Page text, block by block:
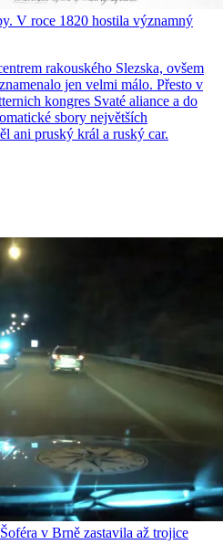
V roce 1820 hostila významný
rakouského Slezska, ovšem
jen velmi málo. Přesto v
kongres Svaté aliance a do
sbory největších
ani pruský král a ruský car.
v Brně zastavila až trojice